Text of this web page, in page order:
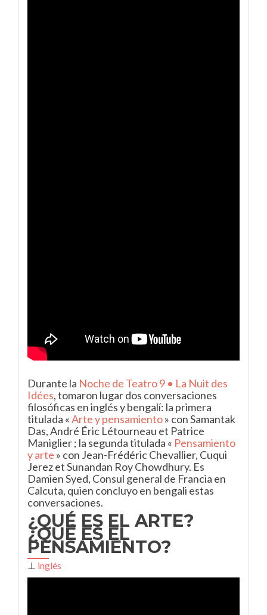
Durante la Noche de Teatro 9 • La Nuit des
Idées, tomaron lugar dos conversaciones
filosóficas en inglés y bengalí: la primera
titulada «Arte y pensamiento» con Samantak
Das, André Éric Létourneau et Patrice
Maniglier ; la segunda titulada « Pensamiento
y arte » con Jean-Frédéric Chevallier, Cuqui
Jerez et Sunandan Roy Chowdhury. Es
Damien Syed, Consul general de Francia en
Calcuta, quien concluyo en bengali estas
conversaciones.
¿QUÉ ES EL ARTE?
¿QUÉ ES EL
PENSAMIENTO?
⊥ inglés